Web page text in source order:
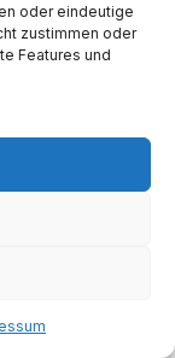
oder eindeutige
zustimmen oder
Features und